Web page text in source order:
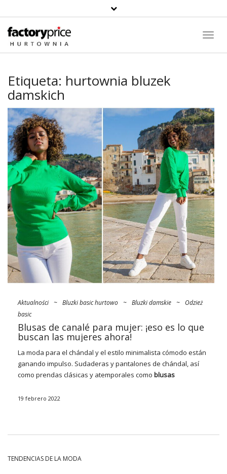
Etiqueta: hurtownia bluzek
damskich
Aktualności ~ Bluzki basic hurtowo ~ Bluzki damskie ~
Odzież
basic
Blusas de canalé para mujer: ¡eso es lo que
buscan las mujeres ahora!
La moda para el chándal y el estilo minimalista cómodo están
ganando impulso. Sudaderas y pantalones de chándal, así
como prendas clásicas y atemporales como blusas
encantado la simplicidad y quieren aplicarla tanto en el estilo
mayorista a la tienda
19 febrero 2022
TENDENCIAS DE LA MODA